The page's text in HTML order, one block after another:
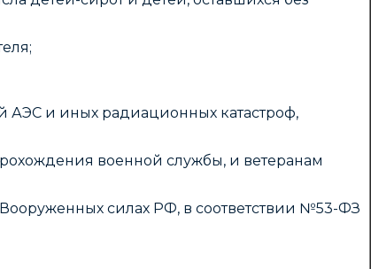
АЭС и иных радиационных катастроф,
военной службы, и ветеранам
силах РФ, в соответствии №53-ФЗ